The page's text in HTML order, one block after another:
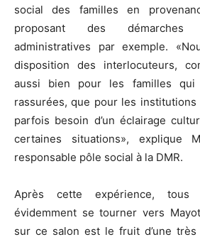
social des familles en
proposant des démarches
administratives par exemple.
disposition des interlocuteurs,
aussi bien pour les familles qui
rassurées, que pour les
parfois besoin d’un éclairage
certaines situations», explique
responsable pôle social à la DMR.
Après cette expérience,
évidemment se tourner vers
sur ce salon est le fruit d’une très